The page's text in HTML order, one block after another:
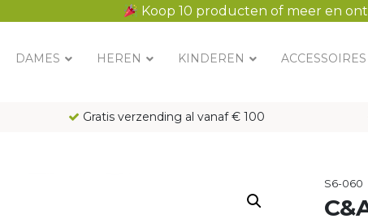
Koop 10 producten of meer en
DAMES HEREN KINDEREN ACCESSOIRES
Gratis verzending al vanaf € 100
S6-060